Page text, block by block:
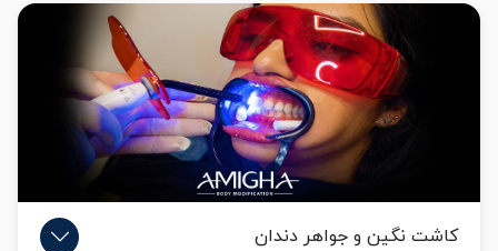
کاشت نگین و جواهر دندان